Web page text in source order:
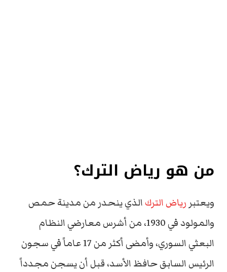
من هو رياض الترك؟
ويعتبر رياض الترك الذي ينحدر من مدينة حمص
والمولود في 1930، من أشرس معارضي النظام
البعثي السوري، وأمضى أكثر من 17 عاماً في سجون
الرئيس السابق حافظ الأسد، قبل أن يسجن مجدداً